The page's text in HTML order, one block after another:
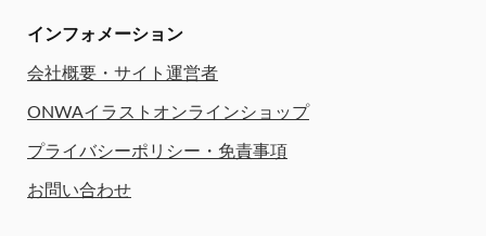
インフォメーション
会社概要・サイト運営者
ONWAイラストオンラインショップ
プライバシーポリシー・免責事項
お問い合わせ